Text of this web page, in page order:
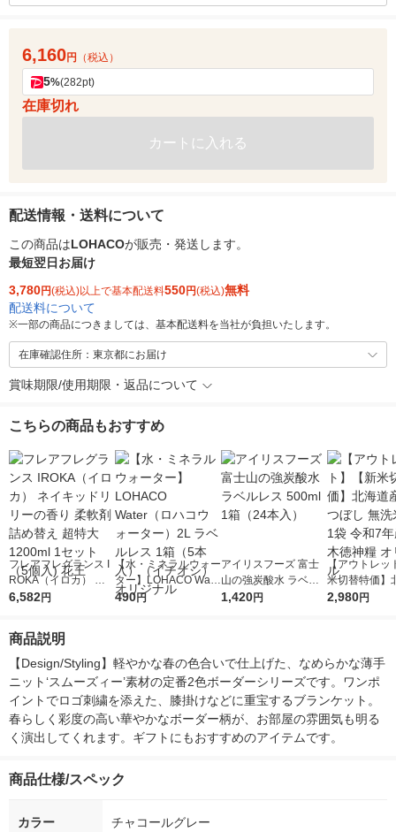
6,160円 （税込）
5%(282pt)
在庫切れ
カートに入れる
配送情報・送料について
この商品はLOHACOが販売・発送します。
最短翌日お届け
3,780円(税込)以上で基本配送料550円(税込)無料
配送料について
※一部の商品につきましては、基本配送料を当社が負担いたします。
在庫確認住所：東京都にお届け
賞味期限/使用期限・返品について
こちらの商品もおすすめ
フレアフレグランス I
ROKA（イロカ） ネ
イキッドリリーの香り
（5個入) 花王
6,582円
【水・ミネラルウォー
ター】LOHACO Wate
r（ロハコウォータ
490円
アイリスフーズ 富士
山の強炭酸水 ラベル
レス 500ml 1箱（24
1,420円
【アウトレッ
米切替特価】
ななつぼし 無
2,980円
商品説明
【Design/Styling】軽やかな春の色合いで仕上げた、なめらかな薄手
ニット‘スムーズィー’素材の定番2色ボーダーシリーズです。ワンポ
イントでロゴ刺繍を添えた、膝掛けなどに重宝するブランケット。
春らしく彩度の高い華やかなボーダー柄が、お部屋の雰囲気も明る
く演出してくれます。ギフトにもおすすめのアイテムです。
商品仕様/スペック
カラー チャコールグレー